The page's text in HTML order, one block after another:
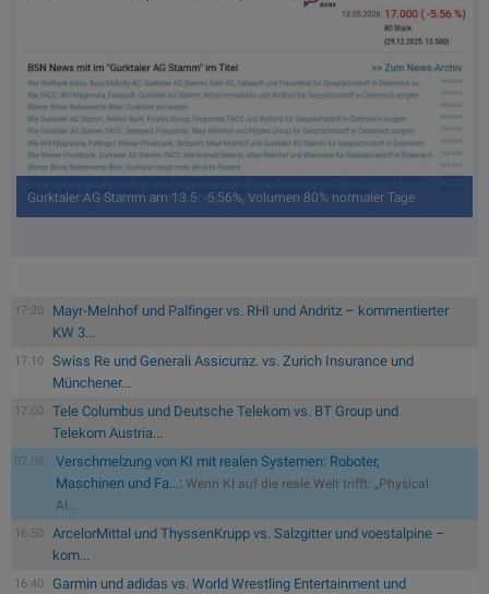
Gurktaler AG Stamm am 13.5. -5,56%, Volumen 80% normaler Tage
17:20
Mayr-Melnhof und Palfinger vs. RHI und Andritz – kommentierter
KW 3...
17:10
Swiss Re und Generali Assicuraz. vs. Zurich Insurance und
Münchener...
17:00
Tele Columbus und Deutsche Telekom vs. BT Group und
Telekom Austria...
07.08.
Verschmelzung von KI mit realen Systemen: Roboter,
Maschinen und Fa...: Wenn KI auf die reale Welt trifft: „Physical
AI...
16:50
ArcelorMittal und ThyssenKrupp vs. Salzgitter und voestalpine –
kom...
16:40
Garmin und adidas vs. World Wrestling Entertainment und